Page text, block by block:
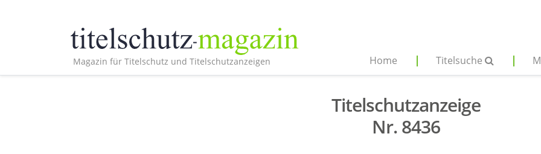
Magazin für Titelschutz und Titelschutzanzeigen Home Titelsuche
Titelschutzanzeige
Nr. 8436